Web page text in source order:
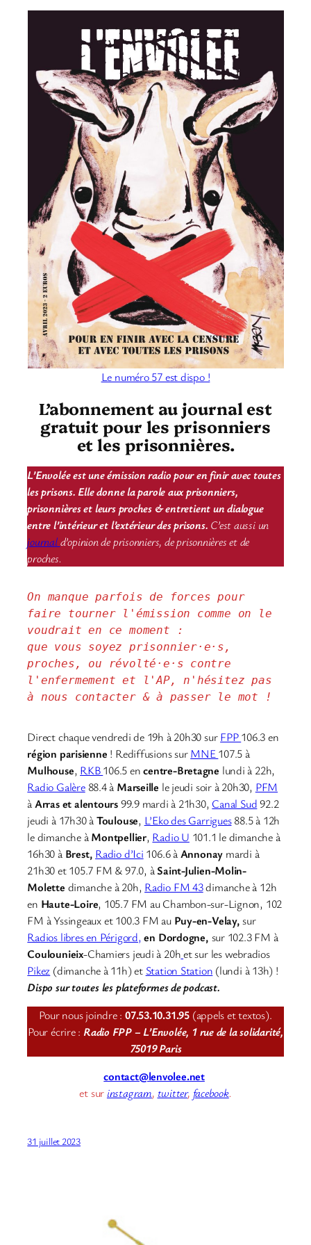
Le numéro 57 est dispo !
L’abonnement au journal est
gratuit pour les prisonniers
et les prisonnières.
L’Envolée est une émission radio pour en finir avec toutes
les prisons. Elle donne la parole aux prisonniers,
prisonnières et leurs proches & entretient un dialogue
entre l’intérieur et l’extérieur des prisons. C’est aussi un
journald’opinion de prisonniers, de prisonnières et de
proches.
On manque parfois de forces pour
faire tourner l'émission comme on le
voudrait en ce moment :
que vous soyez prisonnier·e·s,
proches, ou révolté·e·s contre
l'enfermement et l'AP, n'hésitez pas
à nous contacter & à passer le mot !
Direct chaque vendredi de 19h à 20h30 surFPP106.3 en
région parisienne ! Rediffusions surMNE107.5 à
Mulhouse, RKB106.5 encentre-Bretagne lundi à 22h,
Radio Galère88.4 à Marseille le jeudi soir à 20h30, PFM
àArras et alentours99.9 mardi à 21h30, Canal Sud92.2
jeudi à 17h30 àToulouse, L’Eko des Garrigues88.5 à 12h
le dimanche àMontpellier, Radio U 101.1 le dimanche à
16h30 à Brest, Radio d’Ici 106.6 àAnnonay mardi à
21h30 et 105.7 FM & 97.0, àSaint-Julien-Molin-
Molette dimanche à 20h, Radio FM 43dimanche à 12h
en Haute-Loire, 105.7 FM au Chambon-sur-Lignon, 102
FM à Yssingeaux et 100.3 FM au Puy-en-Velay,sur
Radios libres en Périgord, en Dordogne, sur 102.3 FM à
Coulounieix-Chamiers jeudi à 20het sur les webradios
Pikez (dimanche à 11h) et Station Station (lundi à 13h) !
Dispo sur toutes les plateformes de podcast.
Pour nous joindre : 07.53.10.31.95 (appels et textos).
Pour écrire : Radio FPP – L’Envolée, 1 rue de la solidarité,
75019 Paris
contact@lenvolee.net
et sur instagram, twitter, facebook.
31 juillet 2023